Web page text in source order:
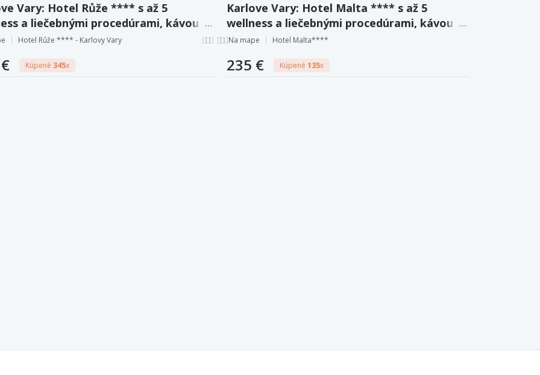
Vary: Hotel Růže **** s až 5
a liečebnými procedúrami, kávou a
polpenziou.
Hotel Růže **** - Karlovy Vary
Kúpené 345x
Karlove Vary: Hotel Malta **** s až 5
wellness a liečebnými procedúrami, kávou a
zákuskom aj polpenziou.
Na mape Hotel Malta****
235 € Kúpené 135x